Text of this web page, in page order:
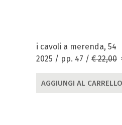
i cavoli a merenda, 54
2025 / pp. 47 / € 22,00
AGGIUNGI AL CARRELLO